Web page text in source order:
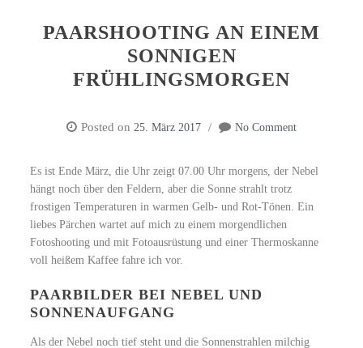
PAARSHOOTING AN EINEM
SONNIGEN
FRÜHLINGSMORGEN
Posted on 25. März 2017 No Comment
Es ist Ende März, die Uhr zeigt 07.00 Uhr morgens, der Nebel
hängt noch über den Feldern, aber die Sonne strahlt trotz
frostigen Temperaturen in warmen Gelb- und Rot-Tönen. Ein
liebes Pärchen wartet auf mich zu einem morgendlichen
Fotoshooting und mit Fotoausrüstung und einer Thermoskanne
voll heißem Kaffee fahre ich vor.
PAARBILDER BEI NEBEL UND
SONNENAUFGANG
Als der Nebel noch tief steht und die Sonnenstrahlen milchig